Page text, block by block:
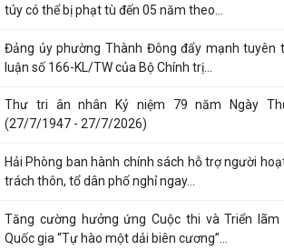
túy có thể bị phạt tù đến 05 năm theo...
Đảng ủy phường Thành Đông đẩy mạnh tuyên
luận số 166-KL/TW của Bộ Chính trị...
Thư tri ân nhân Kỷ niệm 79 năm Ngày
(27/7/1947 - 27/7/2026)
Hải Phòng ban hành chính sách hỗ trợ người
trách thôn, tổ dân phố nghỉ ngay...
Tăng cường hưởng ứng Cuộc thi và Triển
Quốc gia “Tự hào một dải biên cương”...